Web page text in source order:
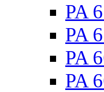
PA
PA
PA
PA